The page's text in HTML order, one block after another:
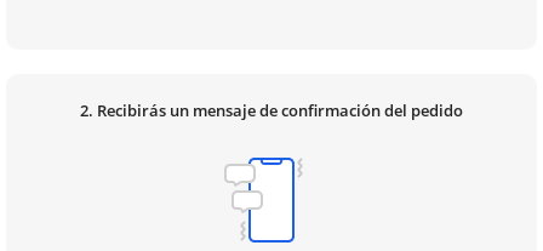
2. Recibirás un mensaje de confirmación del pedido